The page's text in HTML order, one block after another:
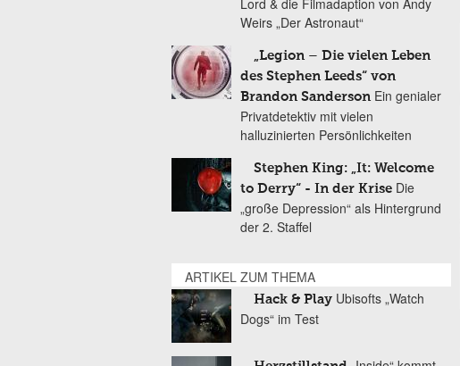
Lord & die Filmadaption von Andy
Weirs „Der Astronaut“
„Legion – Die vielen Leben
des Stephen Leeds“ von
Brandon Sanderson Ein genialer
Privatdetektiv mit vielen
halluzinierten Persönlichkeiten
Stephen King: „It: Welcome
to Derry“ - In der Krise Die
„große Depression“ als Hintergrund
der 2. Staffel
ARTIKEL ZUM THEMA
Hack & Play Ubisofts „Watch
Dogs“ im Test